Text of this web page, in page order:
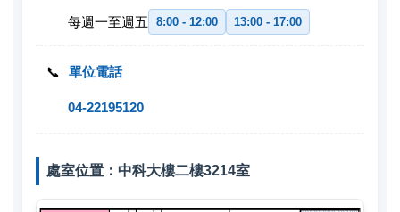
回課務組首頁
每週一至週五 8:00 - 12:00 13:00 - 17:00
📞 單位電話
04-22195120
處室位置：中科大樓二樓3214室